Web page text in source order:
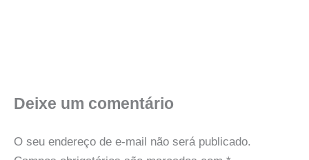
Deixe um comentário
O seu endereço de e-mail não será publicado.